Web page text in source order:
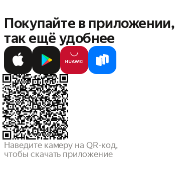
Покупайте в приложении,
так ещё удобнее
Наведите камеру на QR-код,
чтобы скачать приложение